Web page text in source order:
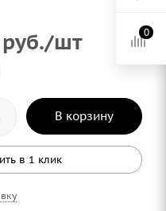
руб./шт
В корзину
в 1 клик
0